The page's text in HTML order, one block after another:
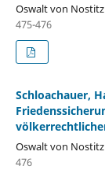
Oswalt von Nostitz
475-476
Schloachauer,
Oswalt von Nostitz
476